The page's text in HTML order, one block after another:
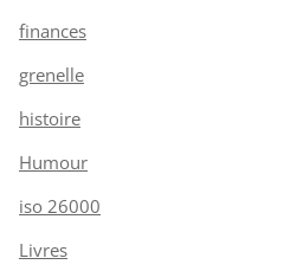
finances
grenelle
histoire
Humour
iso 26000
Livres